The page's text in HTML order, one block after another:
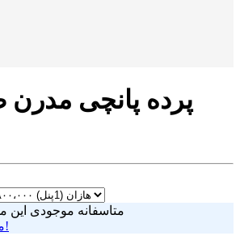
پرده پانچی
متاسفانه موجودی این
موجود شد خبرم کن!